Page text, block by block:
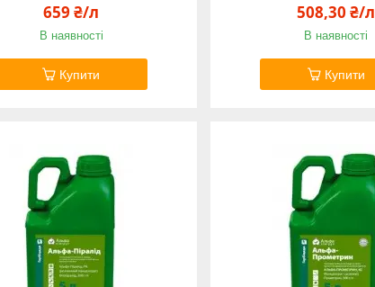
659 ₴/л
В наявності
Купити
508,30 ₴/л
В наявності
Купити